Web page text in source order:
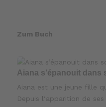
Zum Buch
Aiana s’épanouit dans
Aiana est une jeune fille
Depuis l‘apparition de